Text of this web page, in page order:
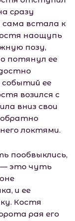
сразу
сама встала к
наощупь
позу,
потянул ее
событий ее
возился с
вниз свои
локтями.
пообвыклись,
— это чуть
и ее
Костя
рая его